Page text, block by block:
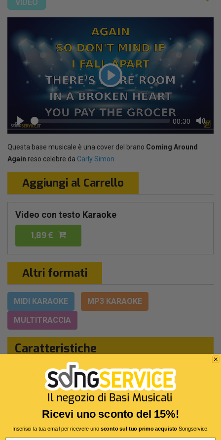
VIDEO
Play
Play
Seek Current
time
00:30
Mute
Questa base musicale è una cover del brano Coming Around
Again reso celebre da Carly Simon
Aggiungi al Carrello
Video con testo Karaoke
1,89 €
Altri formati
MIDI KARAOKE
MP3 KARAOKE
MULTITRACCIA
Caratteristiche
Interprete Originale:Carly Simon
Pop
C.E.Simon
3 Min 49 Sec
Segnatura:4/4
Ricevi uno sconto del 15%!
Inserisci la tua email per ricevere uno sconto sul tuo primo acquistoSongservice.